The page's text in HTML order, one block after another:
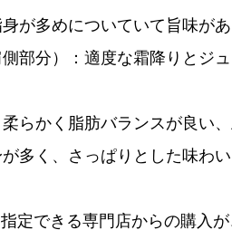
身が多めについていて旨味が
部分）：適度な霜降りとジ
柔らかく脂肪バランスが良い
が多く、さっぱりとした味わい
定できる専門店からの購入